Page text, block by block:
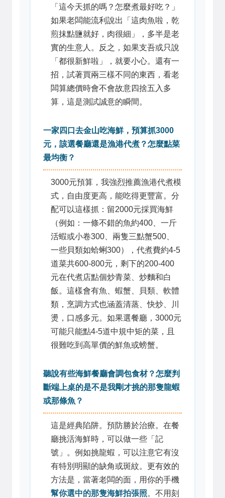
「這今天抓的嗎？怎麼煮最好吃？」
如果老闆能流利說出「這肉魚啦，乾
煎抹點鹽就好，肉很細」，多半是老
實的生意人。反之，如果支吾或只說
「都很新鮮啦」，就要小心。還有一
招，試著買兩三樣不同的東西，看老
闆算總價時會不會故意四捨五入多
算，這是測試誠意的瞬間。
一家四口去金山吃海鮮，預算抓3000
元，該選餐廳還是漁港代煮？怎麼點菜
最均衡？
3000元預算，我強烈推薦漁港代煮模
式，自由度更高，能吃得更豐富。分
配可以這樣抓：留2000元採買海鮮
（例如：一條不錯的魚約400、一斤
活蝦或小卷300、兩隻三點蟹500、
一些貝類如蛤蜊300），代煮費約4-5
道菜共600-800元，剩下的200-400
元在代煮店點個炒青菜、炒麵和白
飯。這樣會有魚、蝦蟹、貝類、軟體
類，烹調方式也涵蓋清蒸、快炒、川
燙，口感多元。如果選餐廳，3000元
可能只能點4-5道中規中矩的菜，且
很難吃到高單價的鮮魚或螃蟹。
聽說有些海鮮餐廳會調包食材？怎麼判
斷端上桌的是不是我剛才挑的那隻龍蝦
或那條魚？
這是經典陷阱。預防勝於治療。在餐
廳挑活海鮮時，可以做一些「記
號」。例如挑龍蝦，可以注意它有沒
有特別明顯的缺角或斑紋。更有效的
方法是，當著老闆的面，用你的手機
幫你選中的那隻海鮮拍張照。不用刻